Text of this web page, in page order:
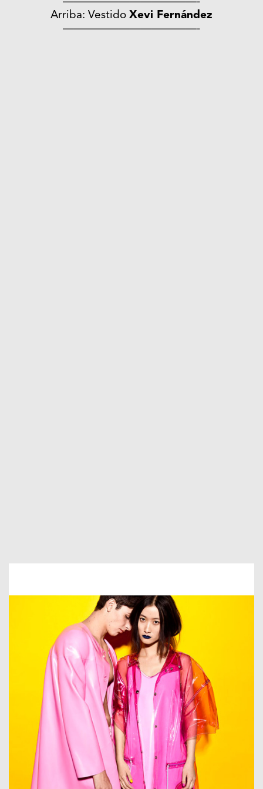
————————————-
Arriba: Vestido Xevi Fernández
————————————-